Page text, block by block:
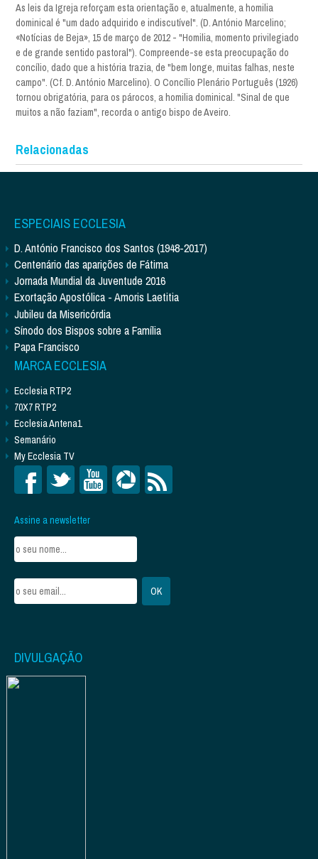
As leis da Igreja reforçam esta orientação e, atualmente, a homilia
dominical é "um dado adquirido e indiscutível". (D. António Marcelino;
«Notícias de Beja», 15 de março de 2012 - "Homilia, momento privilegiado
e de grande sentido pastoral"). Compreende-se esta preocupação do
concílio, dado que a história trazia, de "bem longe, muitas falhas, neste
campo". (Cf. D. António Marcelino). O Concílio Plenário Português (1926)
tornou obrigatória, para os párocos, a homilia dominical. "Sinal de que
muitos a não faziam", recorda o antigo bispo de Aveiro.
Relacionadas
ESPECIAIS ECCLESIA
D. António Francisco dos Santos (1948-2017)
Centenário das aparições de Fátima
Jornada Mundial da Juventude 2016
Exortação Apostólica - Amoris Laetitia
Jubileu da Misericórdia
Sínodo dos Bispos sobre a Família
Papa Francisco
MARCA ECCLESIA
Ecclesia RTP2
70X7 RTP2
Ecclesia Antena1
Semanário
My Ecclesia TV
Assine a newsletter
DIVULGAÇÃO